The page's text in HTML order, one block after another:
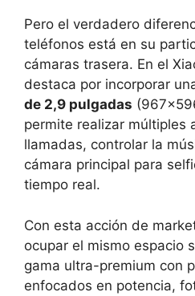
Pero el verdadero
teléfonos está en su
cámaras trasera. En el
destaca por incorporar
de 2,9 pulgadas
permite realizar múltiples
llamadas, controlar la
cámara principal para
tiempo real.
Con esta acción de
ocupar el mismo espacio
gama ultra-premium con
enfocados en potencia,